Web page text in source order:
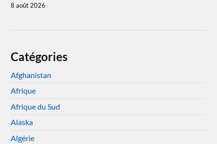
8 août 2026
Catégories
Afghanistan
Afrique
Afrique du Sud
Alaska
Algérie